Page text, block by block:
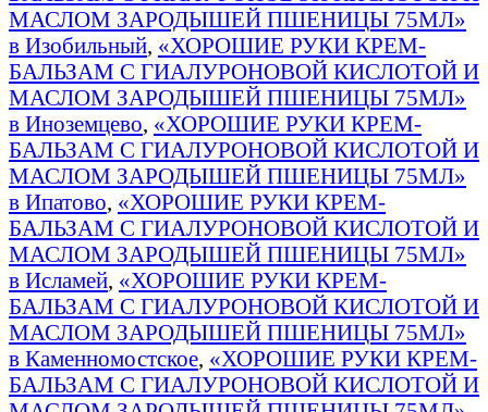
МАСЛОМ ЗАРОДЫШЕЙ ПШЕНИЦЫ 75МЛ»
в Изобильный, «ХОРОШИЕ РУКИ КРЕМ-
БАЛЬЗАМ С ГИАЛУРОНОВОЙ КИСЛОТОЙ И
МАСЛОМ ЗАРОДЫШЕЙ ПШЕНИЦЫ 75МЛ»
в Иноземцево, «ХОРОШИЕ РУКИ КРЕМ-
БАЛЬЗАМ С ГИАЛУРОНОВОЙ КИСЛОТОЙ И
МАСЛОМ ЗАРОДЫШЕЙ ПШЕНИЦЫ 75МЛ»
в Ипатово, «ХОРОШИЕ РУКИ КРЕМ-
БАЛЬЗАМ С ГИАЛУРОНОВОЙ КИСЛОТОЙ И
МАСЛОМ ЗАРОДЫШЕЙ ПШЕНИЦЫ 75МЛ»
в Исламей, «ХОРОШИЕ РУКИ КРЕМ-
БАЛЬЗАМ С ГИАЛУРОНОВОЙ КИСЛОТОЙ И
МАСЛОМ ЗАРОДЫШЕЙ ПШЕНИЦЫ 75МЛ»
в Каменномостское, «ХОРОШИЕ РУКИ КРЕМ-
БАЛЬЗАМ С ГИАЛУРОНОВОЙ КИСЛОТОЙ И